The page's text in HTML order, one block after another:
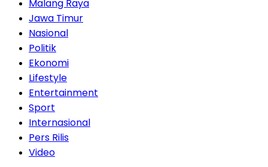
Malang Raya
Jawa Timur
Nasional
Politik
Ekonomi
Lifestyle
Entertainment
Sport
Internasional
Pers Rilis
Video